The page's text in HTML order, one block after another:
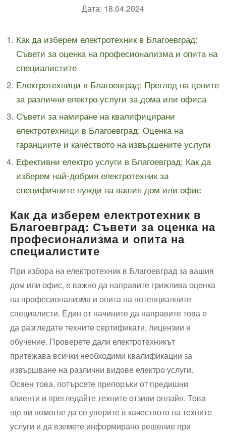
Дата: 18.04.2024
Как да изберем електротехник в Благоевград:
Съвети за оценка на професионализма и опита на
специалистите
Електротехници в Благоевград: Преглед на цените
за различни електро услуги за дома или офиса
Съвети за намиране на квалифицирани
електротехници в Благоевград: Оценка на
гаранциите и качеството на извършените услуги
Ефективни електро услуги в Благоевград: Как да
изберем най-добрия електротехник за
специфичните нужди на вашия дом или офис
Как да изберем електротехник в
Благоевград: Съвети за оценка на
професионализма и опита на
специалистите
При избора на електротехник в Благоевград за вашия
дом или офис, е важно да направите грижлива оценка
на професионализма и опита на потенциалните
специалисти. Един от начините да направите това е
да разгледате техните сертификати, лицензии и
обучение. Проверете дали електротехникът
притежава всички необходими квалификации за
извършване на различни видове електро услуги.
Освен това, потърсете препоръки от предишни
клиенти и прегледайте техните отзиви онлайн. Това
ще ви помогне да се уверите в качеството на техните
услуги и да вземете информирано решение при